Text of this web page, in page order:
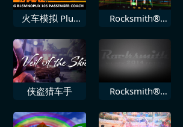
火车模拟 Plus
B16mnopux
106
Rocksmith®
外人
侠盗猎车手
Rocksmith®